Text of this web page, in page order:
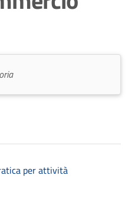
per attività